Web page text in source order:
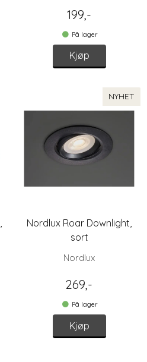
199,-
På lager
Kjøp
NYHET
Nordlux Roar Downlight,
sort
Nordlux
269,-
På lager
Kjøp